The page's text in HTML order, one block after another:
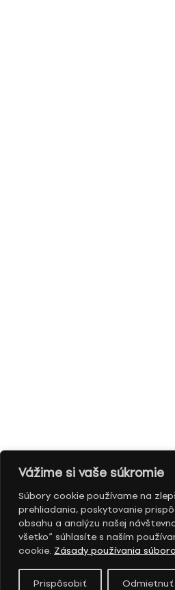
Vážime si vaše súkromie
Súbory cookie používame na
prehliadania, poskytovanie
obsahu a analýzu našej
všetko“ súhlasíte s naším
cookie. Zásady používania
Prispôsobiť Odmietnuť